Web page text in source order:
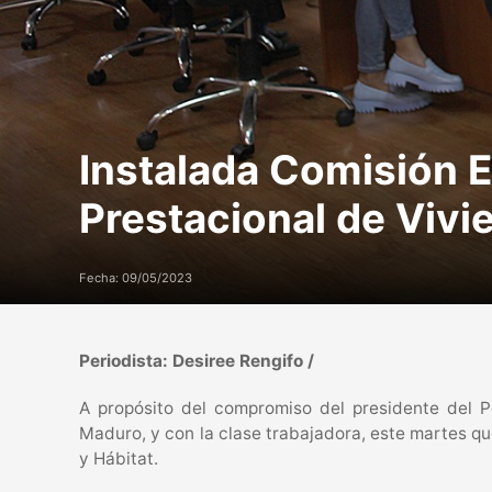
Instalada Comisión
Prestacional de
Fecha: 09/05/2023
Periodista: Desiree Rengifo /
A propósito del compromiso del presidente del
Maduro, y con la clase trabajadora, este martes
y Hábitat.